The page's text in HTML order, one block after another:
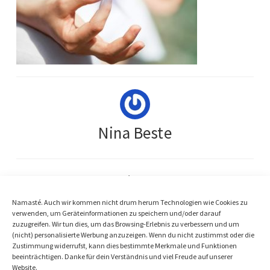
Namasté. Auch wir kommen nicht drum herum Technologien wie Cookies zu
verwenden, um Geräteinformationen zu speichern und/oder darauf
zuzugreifen. Wir tun dies, um das Browsing-Erlebnis zu verbessern und um
(nicht) personalisierte Werbung anzuzeigen. Wenn du nicht zustimmst oder die
Zustimmung widerrufst, kann dies bestimmte Merkmale und Funktionen
beeinträchtigen. Danke für dein Verständnis und viel Freude auf unserer
Website.
Nina Beste
« Previous Post
parasiten meditation
Next Post »
parasiten meditation